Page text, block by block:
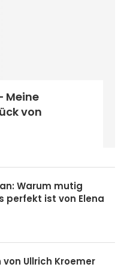
Meine
von
Warum mutig
perfekt ist von Elena
von Ullrich Kroemer